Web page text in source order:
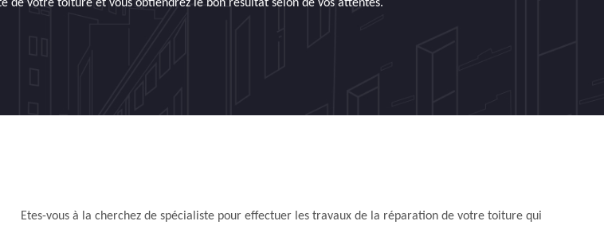
de votre toiture et vous obtiendrez le bon résultat selon de vos attentes.
Etes-vous à la cherchez de spécialiste pour effectuer les travaux de la réparation de votre toiture qui